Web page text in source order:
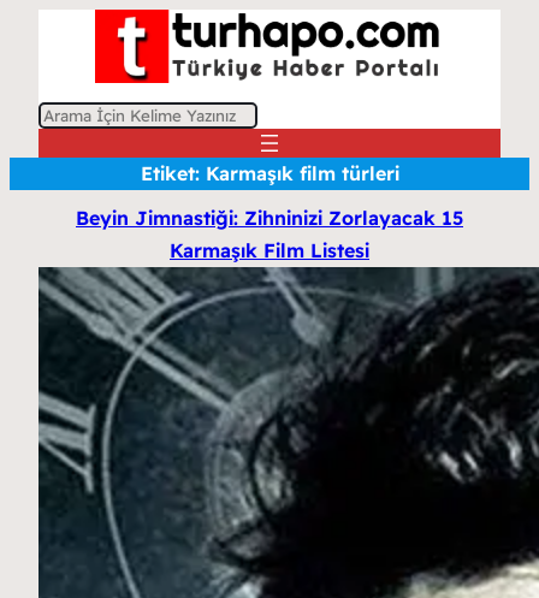
A
Etiket: Karmaşık film türleri
Beyin Jimnastiği: Zihninizi Zorlayacak 15
Karmaşık Film Listesi